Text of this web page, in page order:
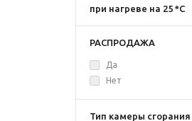
при нагреве на 25 *С
РАСПРОДАЖА
Да
Нет
Тип камеры сгорания